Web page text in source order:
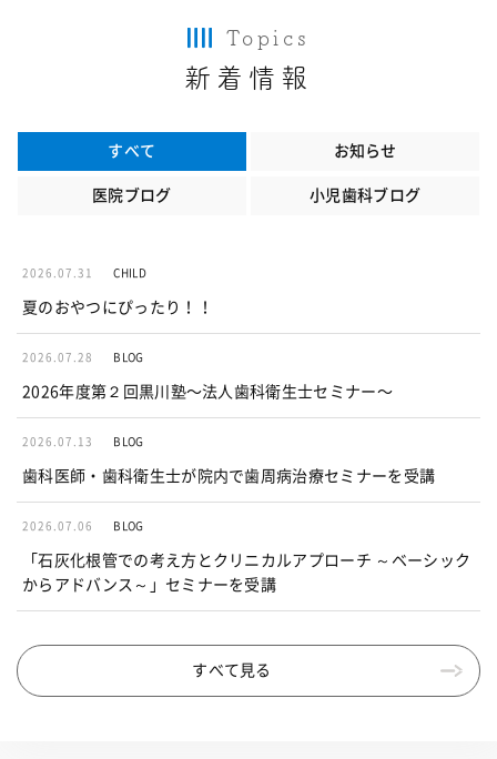
ペ
ー
Topics
新着情報
すべて お知らせ
医院ブログ 小児歯科ブログ
2026.07.31 CHILD
夏のおやつにぴったり！！
2026.07.28 BLOG
2026年度第２回黒川塾〜法人歯科衛生士セミナー〜
2026.07.13 BLOG
歯科医師・歯科衛生士が院内で歯周病治療セミナーを受講
2026.07.06 BLOG
「石灰化根管での考え方とクリニカルアプローチ ～ベーシック
からアドバンス～」セミナーを受講
すべて見る